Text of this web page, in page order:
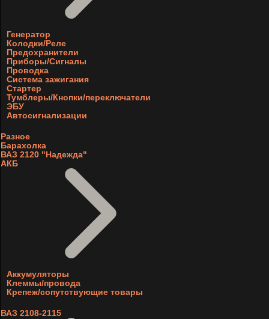
Генератор
Колодки/Реле
Предохранители
Приборы/Сигналы
Проводка
Система зажигания
Стартер
Тумблеры/Кнопки/переключатели
ЭБУ
Автосигнализации
Разное
Барахолка
ВАЗ 2120 "Надежда"
АКБ
Аккумуляторы
Клеммы/провода
Крепеж/сопутствующие товары
ВАЗ 2108-2115